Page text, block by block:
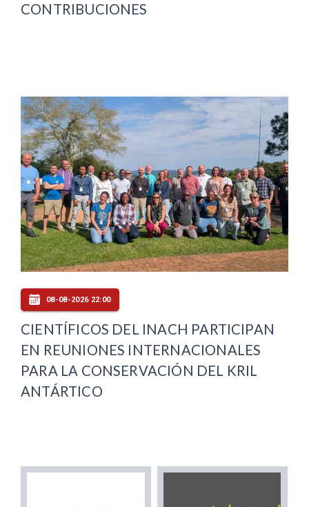
CONTRIBUCIONES
08-08-2026 22:00
CIENTÍFICOS DEL INACH PARTICIPAN
EN REUNIONES INTERNACIONALES
PARA LA CONSERVACIÓN DEL KRIL
ANTÁRTICO